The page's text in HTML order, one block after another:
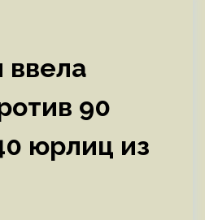
ввела
90
юрлиц из